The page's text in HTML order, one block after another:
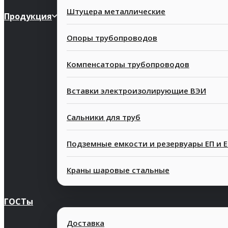
Продукция Штуцера металлические
Опоры трубопроводов
Компенсаторы трубопроводов
Вставки электроизолирующие ВЭИ
Сальники для труб
Подземные емкости и резервуары ЕП и
Краны шаровые стальные
ГОСТы
Доставка